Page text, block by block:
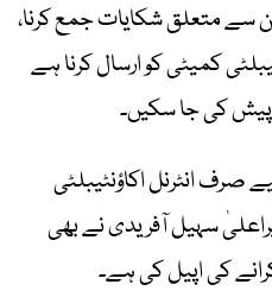
سے متعلق شکایات جمع کرنا،
کمیٹی کو ارسال کرنا ہے
پیش کی جا سکیں۔
انٹرنل اکاؤنٹیبلٹی
سہیل آفریدی نے بھی
کی اپیل کی ہے۔